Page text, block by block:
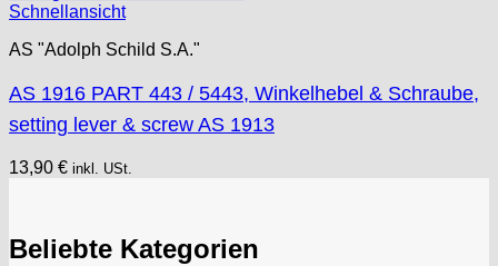
Schnellansicht
AS "Adolph Schild S.A."
AS 1916 PART 443 / 5443, Winkelhebel & Schraube,
setting lever & screw AS 1913
13,90 € inkl. USt.
Beliebte Kategorien